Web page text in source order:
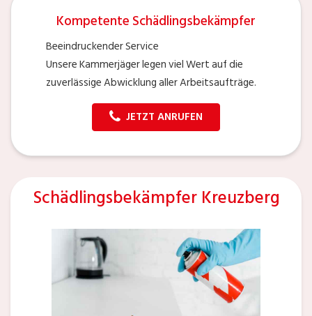
Kompetente Schädlingsbekämpfer
Beeindruckender Service
Unsere Kammerjäger legen viel Wert auf die
zuverlässige Abwicklung aller Arbeitsaufträge.
JETZT ANRUFEN
Schädlingsbekämpfer Kreuzberg